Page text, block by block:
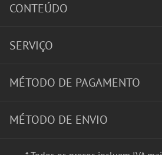
CONTEÚDO
SERVIÇO
MÉTODO DE PAGAMENTO
MÉTODO DE ENVIO